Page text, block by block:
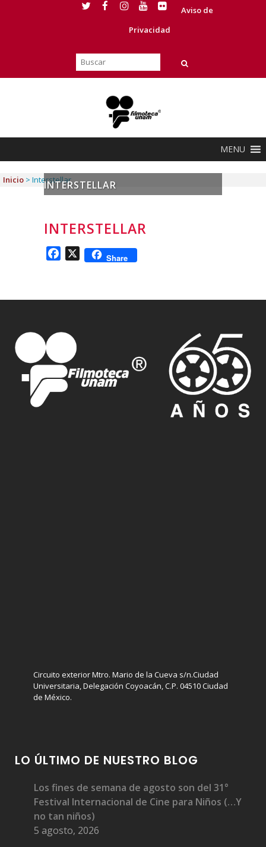
Aviso de
Privacidad
MENU
INTERSTELLAR
Inicio > Interstellar
INTERSTELLAR
Facebook
X Share
Circuito exterior Mtro. Mario de la Cueva s/n.Ciudad
Universitaria, Delegación Coyoacán, C.P. 04510 Ciudad
de México.
LO ÚLTIMO DE NUESTRO BLOG
Los fines de semana de agosto son del 31°
Festival Internacional de Cine para Niños (…Y
no tan niños)
5 agosto, 2026